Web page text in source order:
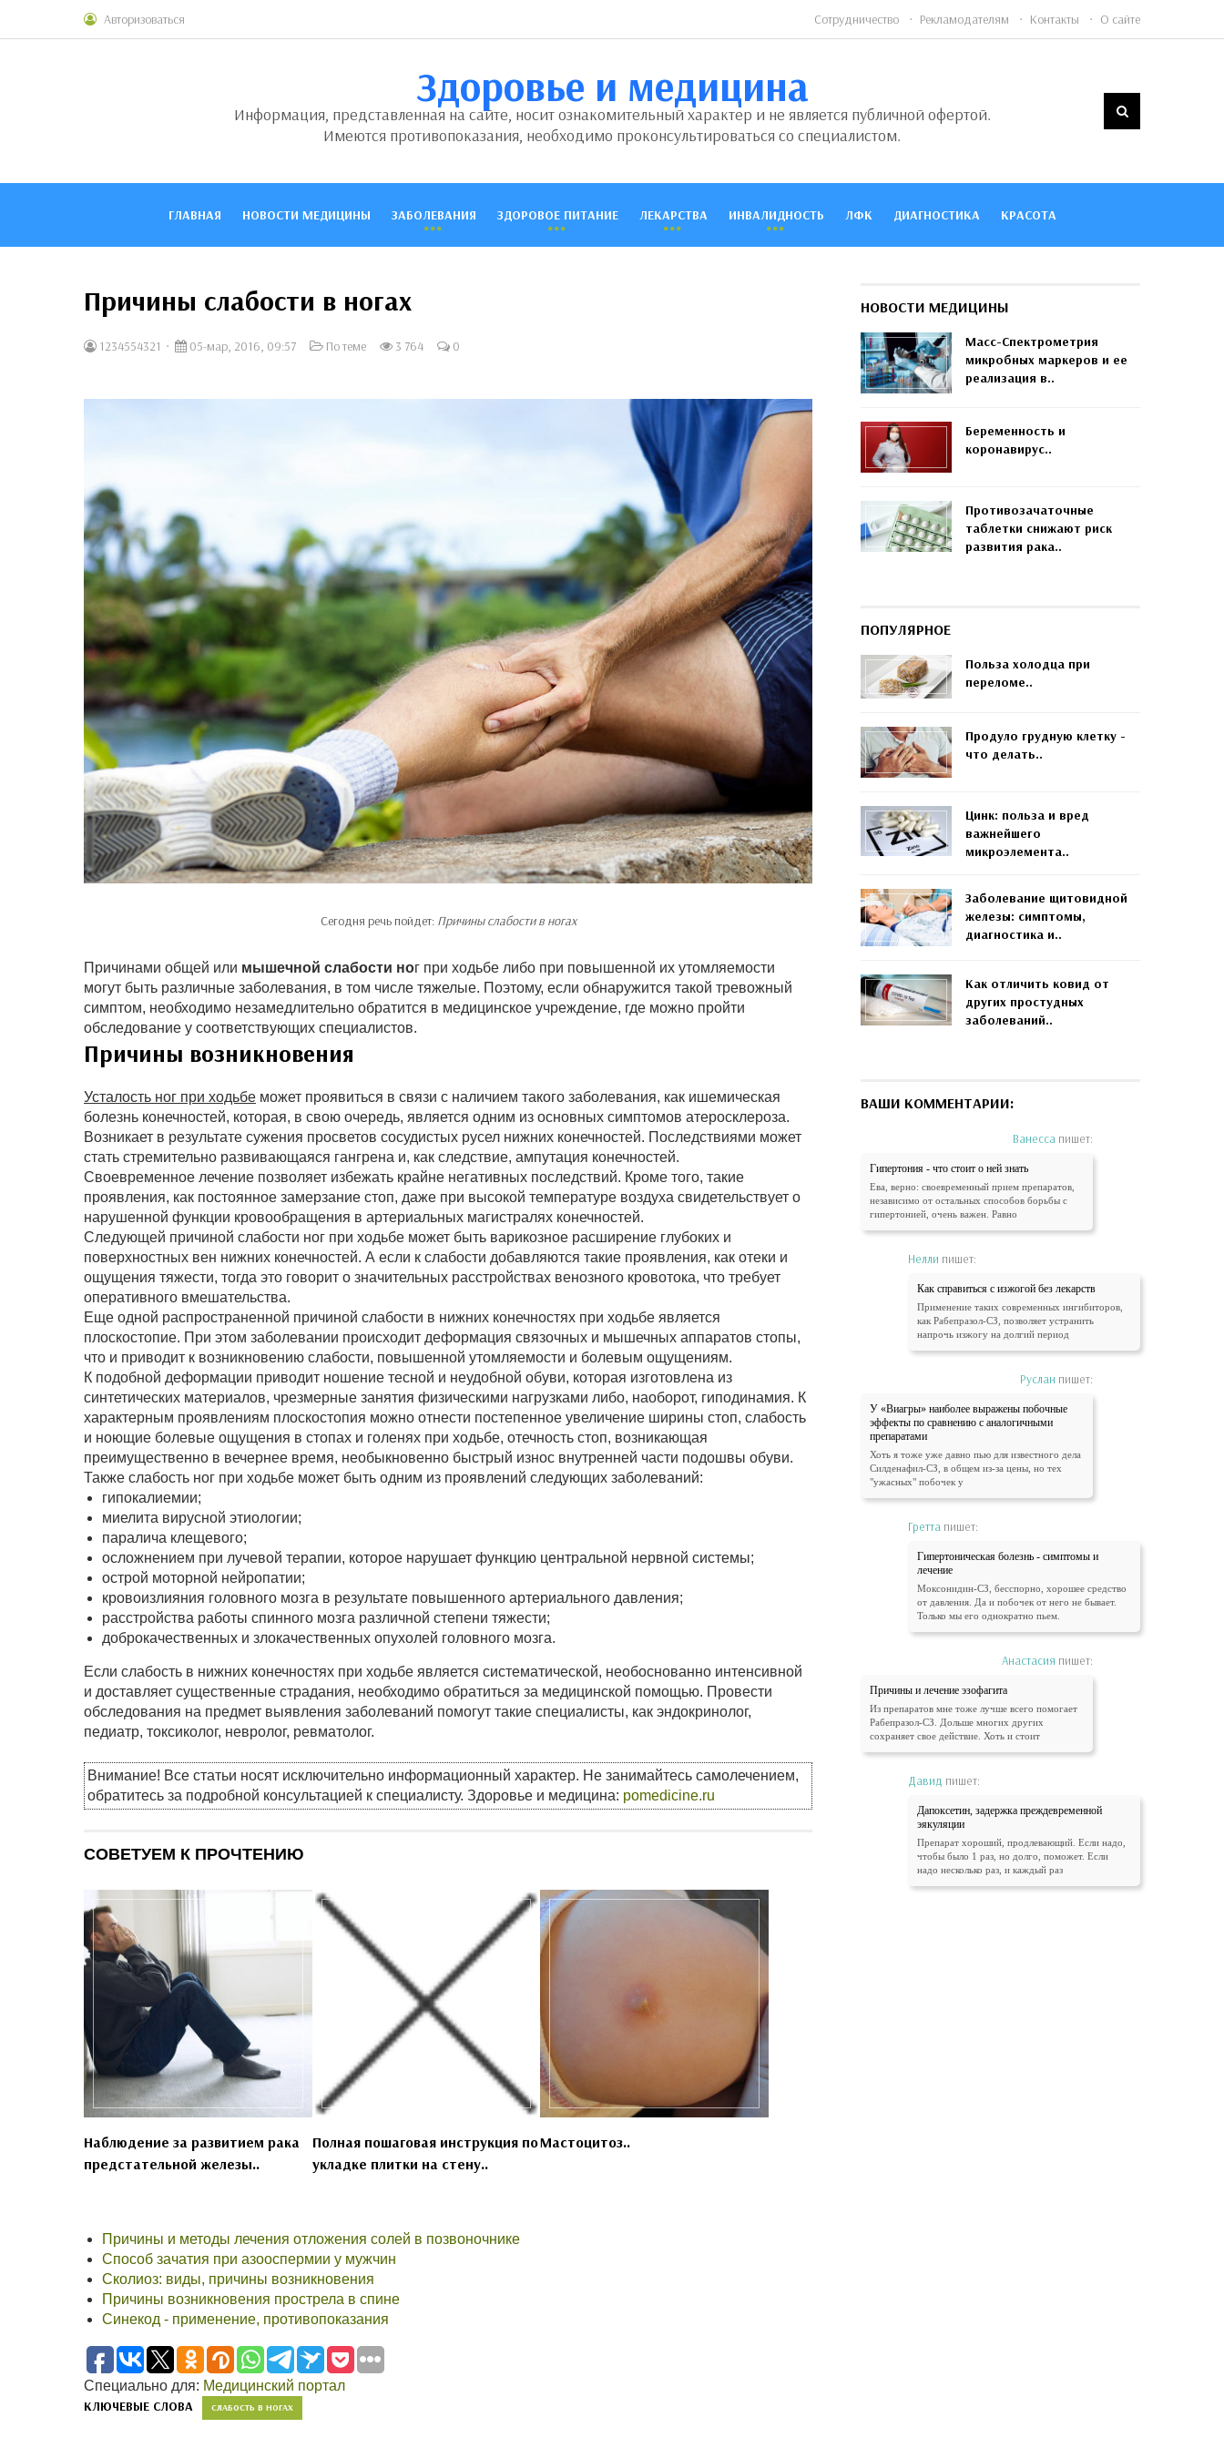
Авторизоваться Сотрудничество Рекламодателям Контакты О сайте
Здоровье и медицина
Информация, представленная на сайте, носит ознакомительный характер и не является публичной офертой.
Имеются противопоказания, необходимо проконсультироваться со специалистом.
ГЛАВНАЯ НОВОСТИ МЕДИЦИНЫ ЗАБОЛЕВАНИЯ ЗДОРОВОЕ ПИТАНИЕ ЛЕКАРСТВА ИНВАЛИДНОСТЬ ЛФК ДИАГНОСТИКА КРАСОТА
Причины слабости в ногах
1234554321 05-мар, 2016, 09:57 По теме 3 764 0
Сегодня речь пойдет: Причины слабости в ногах
Причинами общей или мышечной слабости ног при ходьбе либо при повышенной их утомляемости
могут быть различные заболевания, в том числе тяжелые. Поэтому, если обнаружится такой тревожный
симптом, необходимо незамедлительно обратится в медицинское учреждение, где можно пройти
обследование у соответствующих специалистов.
Причины возникновения
Усталость ног при ходьбе может проявиться в связи с наличием такого заболевания, как ишемическая
болезнь конечностей, которая, в свою очередь, является одним из основных симптомов атеросклероза.
Возникает в результате сужения просветов сосудистых русел нижних конечностей. Последствиями может
стать стремительно развивающаяся гангрена и, как следствие, ампутация конечностей.
Своевременное лечение позволяет избежать крайне негативных последствий. Кроме того, такие
проявления, как постоянное замерзание стоп, даже при высокой температуре воздуха свидетельствует о
нарушенной функции кровообращения в артериальных магистралях конечностей.
Следующей причиной слабости ног при ходьбе может быть варикозное расширение глубоких и
поверхностных вен нижних конечностей. А если к слабости добавляются такие проявления, как отеки и
ощущения тяжести, тогда это говорит о значительных расстройствах венозного кровотока, что требует
оперативного вмешательства.
Еще одной распространенной причиной слабости в нижних конечностях при ходьбе является
плоскостопие. При этом заболевании происходит деформация связочных и мышечных аппаратов стопы,
что и приводит к возникновению слабости, повышенной утомляемости и болевым ощущениям.
К подобной деформации приводит ношение тесной и неудобной обуви, которая изготовлена из
синтетических материалов, чрезмерные занятия физическими нагрузками либо, наоборот, гиподинамия. К
характерным проявлениям плоскостопия можно отнести постепенное увеличение ширины стоп, слабость
и ноющие болевые ощущения в стопах и голенях при ходьбе, отечность стоп, возникающая
преимущественно в вечернее время, необыкновенно быстрый износ внутренней части подошвы обуви.
Также слабость ног при ходьбе может быть одним из проявлений следующих заболеваний:
гипокалиемии;
миелита вирусной этиологии;
паралича клещевого;
осложнением при лучевой терапии, которое нарушает функцию центральной нервной системы;
острой моторной нейропатии;
кровоизлияния головного мозга в результате повышенного артериального давления;
расстройства работы спинного мозга различной степени тяжести;
доброкачественных и злокачественных опухолей головного мозга.
Если слабость в нижних конечностях при ходьбе является систематической, необоснованно интенсивной
и доставляет существенные страдания, необходимо обратиться за медицинской помощью. Провести
обследования на предмет выявления заболеваний помогут такие специалисты, как эндокринолог,
педиатр, токсиколог, невролог, ревматолог.
Внимание! Все статьи носят исключительно информационный характер. Не занимайтесь самолечением,
обратитесь за подробной консультацией к специалисту. Здоровье и медицина: pomedicine.ru
СОВЕТУЕМ К ПРОЧТЕНИЮ
Наблюдение за развитием рака
предстательной железы..
Полная пошаговая инструкция по
укладке плитки на стену..
Мастоцитоз..
Причины и методы лечения отложения солей в позвоночнике
Способ зачатия при азооспермии у мужчин
Сколиоз: виды, причины возникновения
Причины возникновения прострела в спине
Синекод - применение, противопоказания
Специально для: Медицинский портал
КЛЮЧЕВЫЕ СЛОВА СЛАБОСТЬ В НОГАХ
НОВОСТИ МЕДИЦИНЫ
Масс-Спектрометрия
микробных маркеров и ее
реализация в..
Беременность и
коронавирус..
Противозачаточные
таблетки снижают риск
развития рака..
ПОПУЛЯРНОЕ
Польза холодца при
переломе..
Продуло грудную клетку -
что делать..
Цинк: польза и вред
важнейшего
микроэлемента..
Заболевание щитовидной
железы: симптомы,
диагностика и..
Как отличить ковид от
других простудных
заболеваний..
ВАШИ КОММЕНТАРИИ:
Ванесса пишет:
Гипертония - что стоит о ней знать
Ева, верно: своевременный прием препаратов,
независимо от остальных способов борьбы с
гипертонией, очень важен. Равно
Нелли пишет:
Как справиться с изжогой без лекарств
Применение таких современных ингибиторов,
как Рабепразол-СЗ, позволяет устранить
напрочь изжогу на долгий период
Руслан пишет:
У «Виагры» наиболее выражены побочные
эффекты по сравнению с аналогичными
препаратами
Хоть я тоже уже давно пью для известного дела
Силденафил-СЗ, в общем из-за цены, но тех
"ужасных" побочек у
Гретта пишет:
Гипертоническая болезнь - симптомы и
лечение
Моксонидин-СЗ, бесспорно, хорошее средство
от давления. Да и побочек от него не бывает.
Только мы его однократно пьем.
Анастасия пишет:
Причины и лечение эзофагита
Из препаратов мне тоже лучше всего помогает
Рабепразол-СЗ. Дольше многих других
сохраняет свое действие. Хоть и стоит
Давид пишет:
Дапоксетин, задержка преждевременной
эякуляции
Препарат хороший, продлевающий. Если надо,
чтобы было 1 раз, но долго, поможет. Если
надо несколько раз, и каждый раз